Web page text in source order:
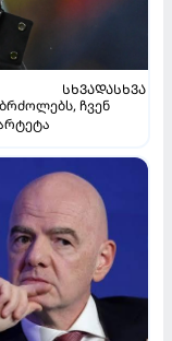
ᲡᲮᲕᲐᲓᲐᲡᲮᲕᲐ
ჩვენ